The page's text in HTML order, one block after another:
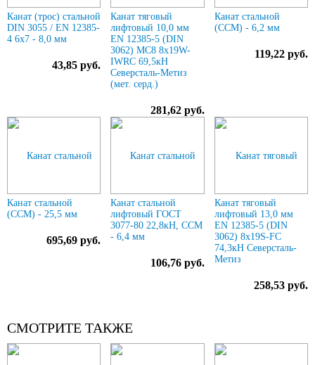
Канат (трос) стальной
DIN 3055 / EN 12385-
4 6x7 - 8,0 мм
43,85 руб.
Канат тяговый
лифтовый 10,0 мм
EN 12385-5 (DIN
3062) МС8 8х19W-
IWRC 69,5кН
Северсталь-Метиз
(мет. серд.)
281,62 руб.
Канат стальной
(ССМ) - 6,2 мм
119,22 руб.
Канат стальной
(ССМ) - 25,5 мм
695,69 руб.
Канат стальной
лифтовый ГОСТ
3077-80 22,8кН, ССМ
- 6,4 мм
106,76 руб.
Канат тяговый
лифтовый 13,0 мм
EN 12385-5 (DIN
3062) 8х19S-FC
74,3кН Северсталь-
Метиз
258,53 руб.
СМОТРИТЕ ТАКЖЕ